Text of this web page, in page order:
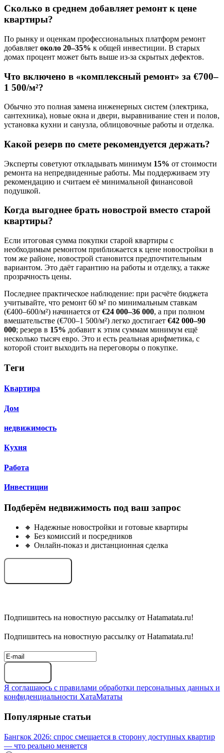
Сколько в среднем добавляет ремонт к цене
квартиры?
По рынку и оценкам профессиональных платформ ремонт
добавляет около 20–35% к общей инвестиции. В старых
домах процент может быть выше из-за скрытых дефектов.
Что включено в «комплексный ремонт» за €700–
1 500/м²?
Обычно это полная замена инженерных систем (электрика,
сантехника), новые окна и двери, выравнивание стен и полов,
установка кухни и санузла, облицовочные работы и отделка.
Какой резерв по смете рекомендуется держать?
Эксперты советуют откладывать минимум 15% от стоимости
ремонта на непредвиденные работы. Мы поддерживаем эту
рекомендацию и считаем её минимальной финансовой
подушкой.
Когда выгоднее брать новострой вместо старой
квартиры?
Если итоговая сумма покупки старой квартиры с
необходимым ремонтом приближается к цене новостройки в
том же районе, новострой становится предпочтительным
вариантом. Это даёт гарантию на работы и отделку, а также
прозрачность цены.
Последнее практическое наблюдение: при расчёте бюджета
учитывайте, что ремонт 60 м² по минимальным ставкам
(€400–600/м²) начинается от €24 000–36 000, а при полном
вмешательстве (€700–1 500/м²) легко достигает €42 000–90
000; резерв в 15% добавит к этим суммам минимум ещё
несколько тысяч евро. Это и есть реальная арифметика, с
которой стоит выходить на переговоры о покупке.
Тeги
Квартира
Дом
недвижимость
Кухня
Работа
Инвестиции
Подберём недвижимость под ваш запрос
🔸 Надежные новостройки и готовые квартиры
🔸 Без комиссий и посредников
🔸 Онлайн-показ и дистанционная сделка
Подпишитесь на новостную рассылку от Hatamatata.ru!
Подпишитесь на новостную рассылку от Hatamatata.ru!
Я соглашаюсь с правилами обработки персональных данных и
конфиденциальности ХатаМататы
Популярные статьи
Бангкок 2026: спрос смещается в сторону доступных квартир
— что реально меняется